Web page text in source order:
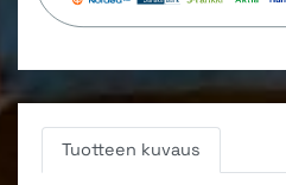
Tuotteen kuvaus